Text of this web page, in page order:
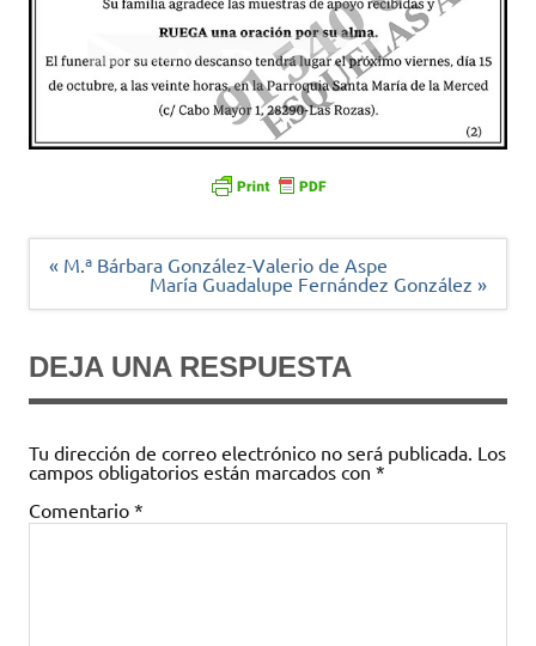
Navegación
« M.ª Bárbara González-Valerio de Aspe
María Guadalupe Fernández González »
DEJA UNA RESPUESTA
Tu dirección de correo electrónico no será publicada. Los
campos obligatorios están marcados con *
Comentario *